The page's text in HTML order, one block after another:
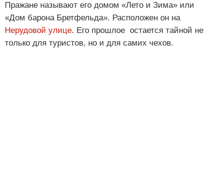
Пражане называют его домом «Лето и Зима» или
«Дом барона Бретфельда». Расположен он на
Нерудовой улице. Его прошлое остается тайной не
только для туристов, но и для самих чехов.